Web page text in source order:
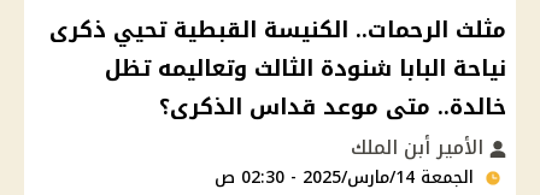
مثلث الرحمات.. الكنيسة القبطية تحيي ذكرى
نياحة البابا شنودة الثالث وتعاليمه تظل
خالدة.. متى موعد قداس الذكرى؟
الأمير أبن الملك
الجمعة 14/مارس/2025 - 02:30 ص